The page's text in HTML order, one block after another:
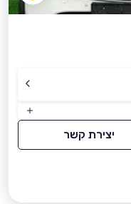
יצירת קשר